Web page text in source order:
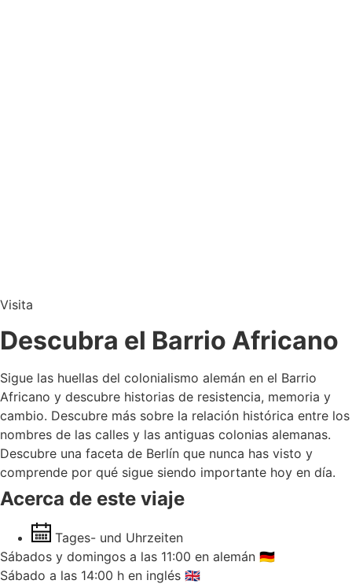
Visita
Descubra el Barrio Africano
Sigue las huellas del colonialismo alemán en el Barrio
Africano y descubre historias de resistencia, memoria y
cambio. Descubre más sobre la relación histórica entre los
nombres de las calles y las antiguas colonias alemanas.
Descubre una faceta de Berlín que nunca has visto y
comprende por qué sigue siendo importante hoy en día.
Acerca de este viaje
Tages- und Uhrzeiten
Sábados y domingos a las 11:00 en alemán 🇩🇪
Sábado a las 14:00 h en inglés 🇬🇧